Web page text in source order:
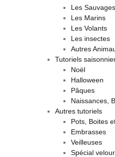
Les Sauvages
Les Marins
Les Volants
Les insectes
Autres
Tutoriels
Noël
Halloween
Pâques
Naissances,
Autres tutoriels
Pots, Boites
Embrasses
Veilleuses
Spécial